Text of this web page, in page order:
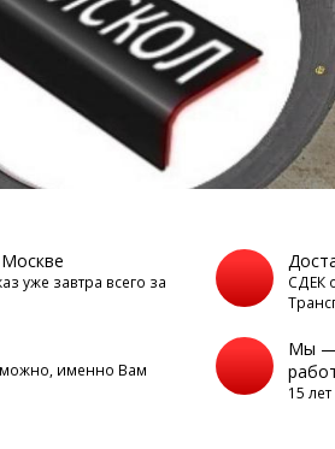
уже завтра всего за
СДЕК
именно Вам
Мы —
15